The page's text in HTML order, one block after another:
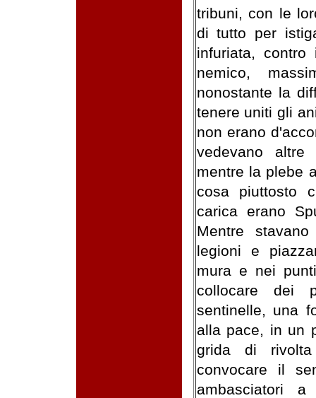
tribuni, con le
di tutto per
infuriata,
nemico,
nonostante la
tenere uniti gli
non erano
vedevano
mentre la plebe
cosa piuttosto
carica erano
Mentre
legioni e
mura e nei
collocare dei
sentinelle, una
alla pace, in un
grida di
convocare il
ambasciatori